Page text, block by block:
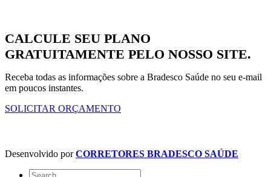
CALCULE SEU PLANO
GRATUITAMENTE PELO NOSSO SITE.
Receba todas as informações sobre a Bradesco Saúde no seu e-mail
em poucos instantes.
SOLICITAR ORÇAMENTO
Desenvolvido porCORRETORES BRADESCO SAÚDE